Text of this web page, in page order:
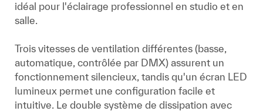
idéal pour l'éclairage professionnel en studio et en
salle.
Trois vitesses de ventilation différentes (basse,
automatique, contrôlée par DMX) assurent un
fonctionnement silencieux, tandis qu'un écran LED
lumineux permet une configuration facile et
intuitive. Le double système de dissipation avec